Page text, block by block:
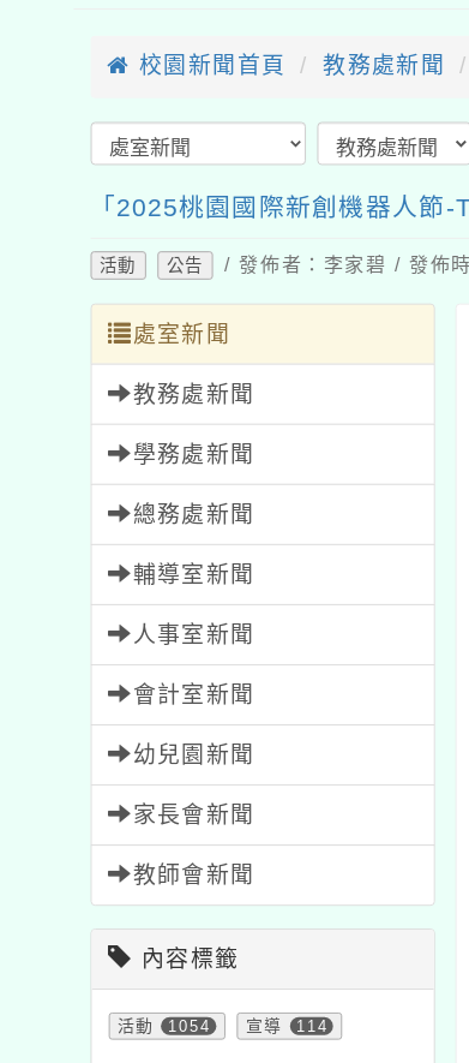
校園新聞首頁 教務處新聞
「2025桃園國際新創機器人節-
活動 公告 / 發佈者：李家碧 / 發佈
處室新聞
教務處新聞
學務處新聞
總務處新聞
輔導室新聞
人事室新聞
會計室新聞
幼兒園新聞
家長會新聞
教師會新聞
內容標籤
活動 1054 宣導 114